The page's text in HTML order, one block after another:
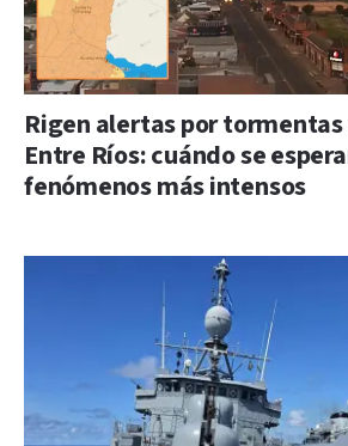
Rigen alertas por
Entre Ríos: cuándo se
fenómenos más intensos